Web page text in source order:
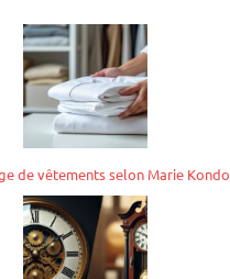
de vêtements selon Marie Kondo